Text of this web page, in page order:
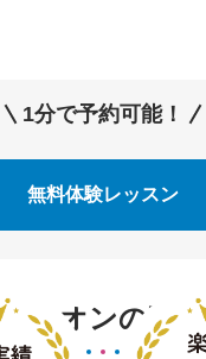
1分で予約可能！
無料体験レッスン
イーオンの実績